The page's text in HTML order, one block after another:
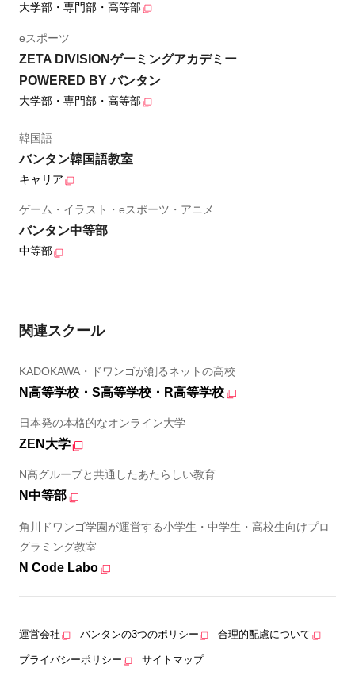
大学部・専門部・高等部
eスポーツ
ZETA DIVISIONゲーミングアカデミー
POWERED BY バンタン
大学部・専門部・高等部
韓国語
バンタン韓国語教室
キャリア
ゲーム・イラスト・eスポーツ・アニメ
バンタン中等部
中等部
関連スクール
KADOKAWA・ドワンゴが創るネットの高校
N高等学校・S高等学校・R高等学校
日本発の本格的なオンライン大学
ZEN大学
N高グループと共通したあたらしい教育
N中等部
角川ドワンゴ学園が運営する小学生・中学生・高校生向けプロ
グラミング教室
N Code Labo
運営会社 バンタンの3つのポリシー 合理的配慮について
プライバシーポリシー サイトマップ